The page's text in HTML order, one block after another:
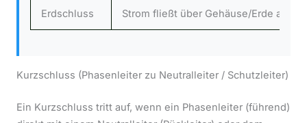
Erdschluss Strom fließt über Gehäuse/Erde ab
Kurzschluss (Phasenleiter zu Neutralleiter / Schutzleiter)
Ein Kurzschluss tritt auf, wenn ein Phasenleiter (führend)